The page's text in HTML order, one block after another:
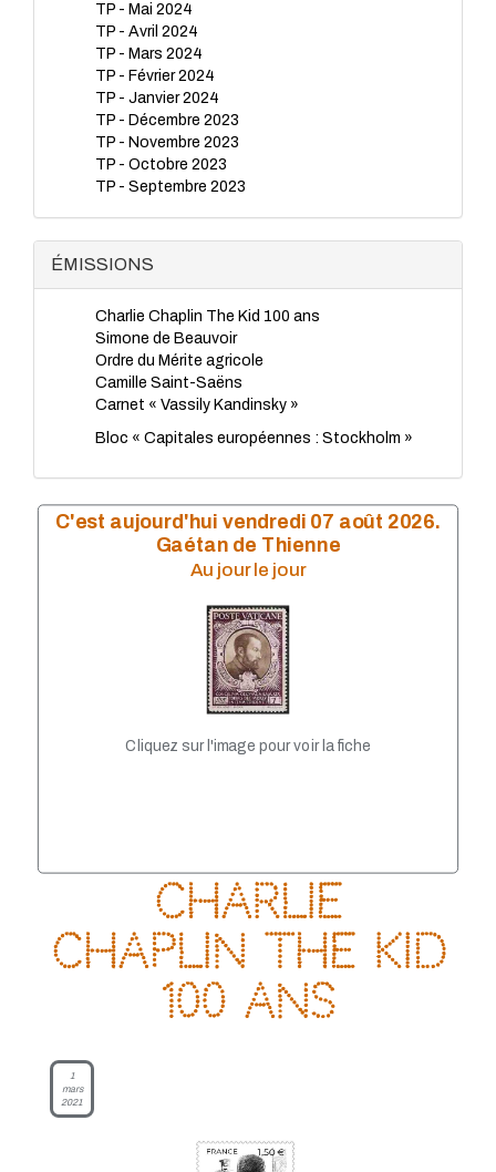
TP - Mai 2024
TP - Avril 2024
TP - Mars 2024
TP - Février 2024
TP - Janvier 2024
TP - Décembre 2023
TP - Novembre 2023
TP - Octobre 2023
TP - Septembre 2023
TP - Avril 2023
TP - Février 2023
TP - Janvier 2023
TP - Novembre 2022
TP - Octobre 2022
TP - Septembre 2022
TP - Août 2022
TP - Juin 2022
TP - Avril 2022
TP - Mars 2022
TP - Février 2022
TP - Novembre 2021
TP - Octobre 2021
TP - Septembre 2021
TP - Juillet 2021
TP - Avril 2021
TP - Septembre 2020
TP - Août 2020
TP - Juillet 2020
TP - Juin 2020
TP - Mai 2020
TP - Avril 2020
TP - Mars 2020
TP - Septembre 2019
TP - Août 2019
ÉMISSIONS
Charlie Chaplin The Kid 100 ans
Simone de Beauvoir
Ordre du Mérite agricole
Camille Saint-Saëns
Carnet « Vassily Kandinsky »
Bloc « Capitales européennes : Stockholm »
C'est aujourd'hui vendredi 07 août 2026.
Gaétan de Thienne
Au jour le jour
Cliquez sur l'image pour voir la fiche
Charlie
Chaplin The Kid
100 ans
1
mars
2021